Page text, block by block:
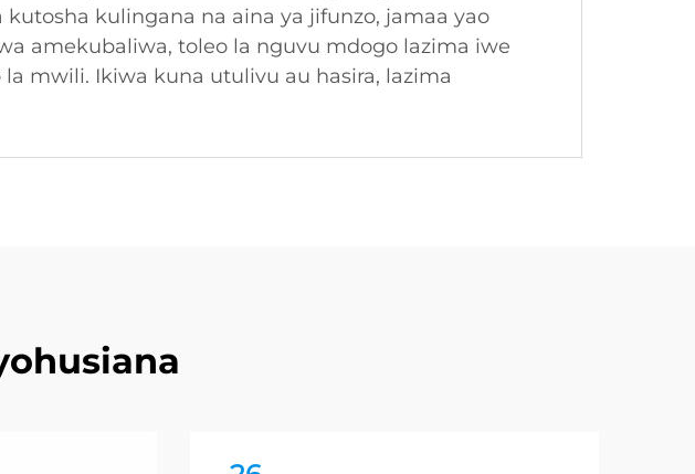
kulingana na aina ya jifunzo, jamaa yao
amekubaliwa, toleo la nguvu mdogo lazima iwe
mwili. Ikiwa kuna utulivu au hasira, lazima